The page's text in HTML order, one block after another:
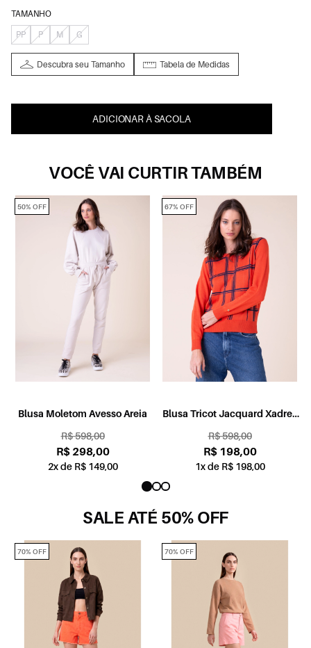
TAMANHO
PP
P M G
Descubra seu Tamanho Tabela de Medidas
ADICIONAR À SACOLA
VOCÊ VAI CURTIR TAMBÉM
Blusa Moletom Avesso Areia
R$ 598,00
R$ 298,00
2x de R$ 149,00
50% OFF
Blusa Tricot Jacquard Xadrez
R$ 598,00
R$ 198,00
1x de R$ 198,00
67% OFF
SALE ATÉ 50% OFF
70% OFF 70% OFF